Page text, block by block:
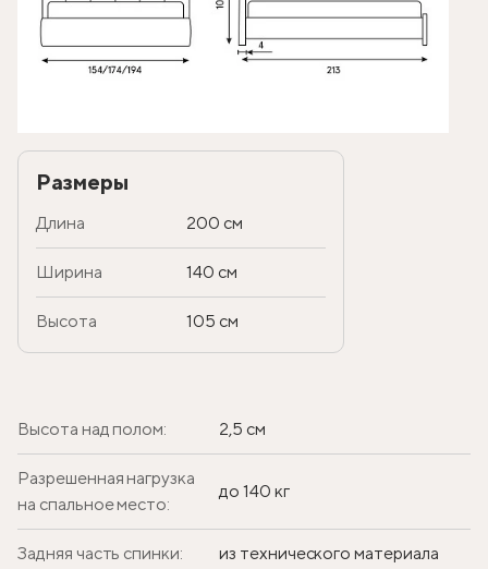
Размеры
Длина 200 см
Ширина 140 см
Высота 105 см
Высота над полом: 2,5 см
Разрешенная нагрузка
на спальное место:
до 140 кг
Задняя часть спинки: из технического материала